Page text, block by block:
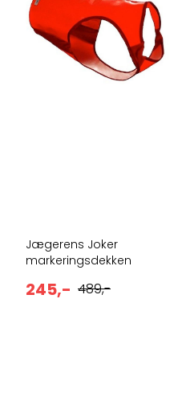
Jægerens Joker
markeringsdekken
245,- 489,-